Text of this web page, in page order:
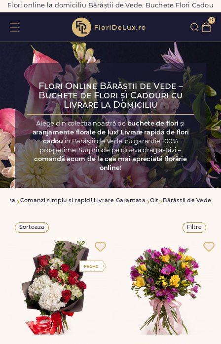
Flori online la domiciliu Bărăștii de Vede. Buchete Flori Cadou
0
Flori Online Bărăștii de Vede –
Buchete de Flori și Cadouri cu
Livrare la Domiciliu
Alege din colecția noastră de buchete de floriși
aranjamente florale de lux! Livrare rapidă de flori
cadou în Bărăștii de Vede, cu garanție 100%
prospețime. Surprinde pe cineva drag astăzi –
comandă acum de la cea mai apreciată florărie
online!
Comanzi simplu și rapid! Livrare Garantata Olt Bărăștii de Vede
Sorteaza Filtre